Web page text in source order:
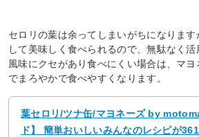
セロリの葉は余ってしまいがちになります
して美味しく食べられるので、無駄なく
風味にクセがあり食べにくい場合は、マ
でまろやかで食べやすくなります。
葉セロリ/ツナ缶/マヨネーズ by
ド】 簡単おいしいみんなのレシピが